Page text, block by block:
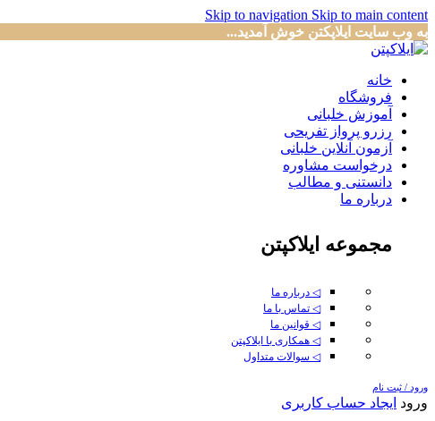
Skip to navigation Skip to main content
به وب سایت ایلاپکتن خوش آمدید...
خانه
فروشگاه
آموزش خلبانی
رزرو پرواز تفریحی
آزمون آنلاین خلبانی
درخواست مشاوره
دانستنی و مطالب
درباره ما
مجموعه ایلاکپتن
◁ درباره ما
◁ تماس با ما
◁ قوانین ما
◁ همکاری با ایلاکپتن
◁ سوالات متداول
ورود / ثبت نام
ورود ایجاد حساب کاربری